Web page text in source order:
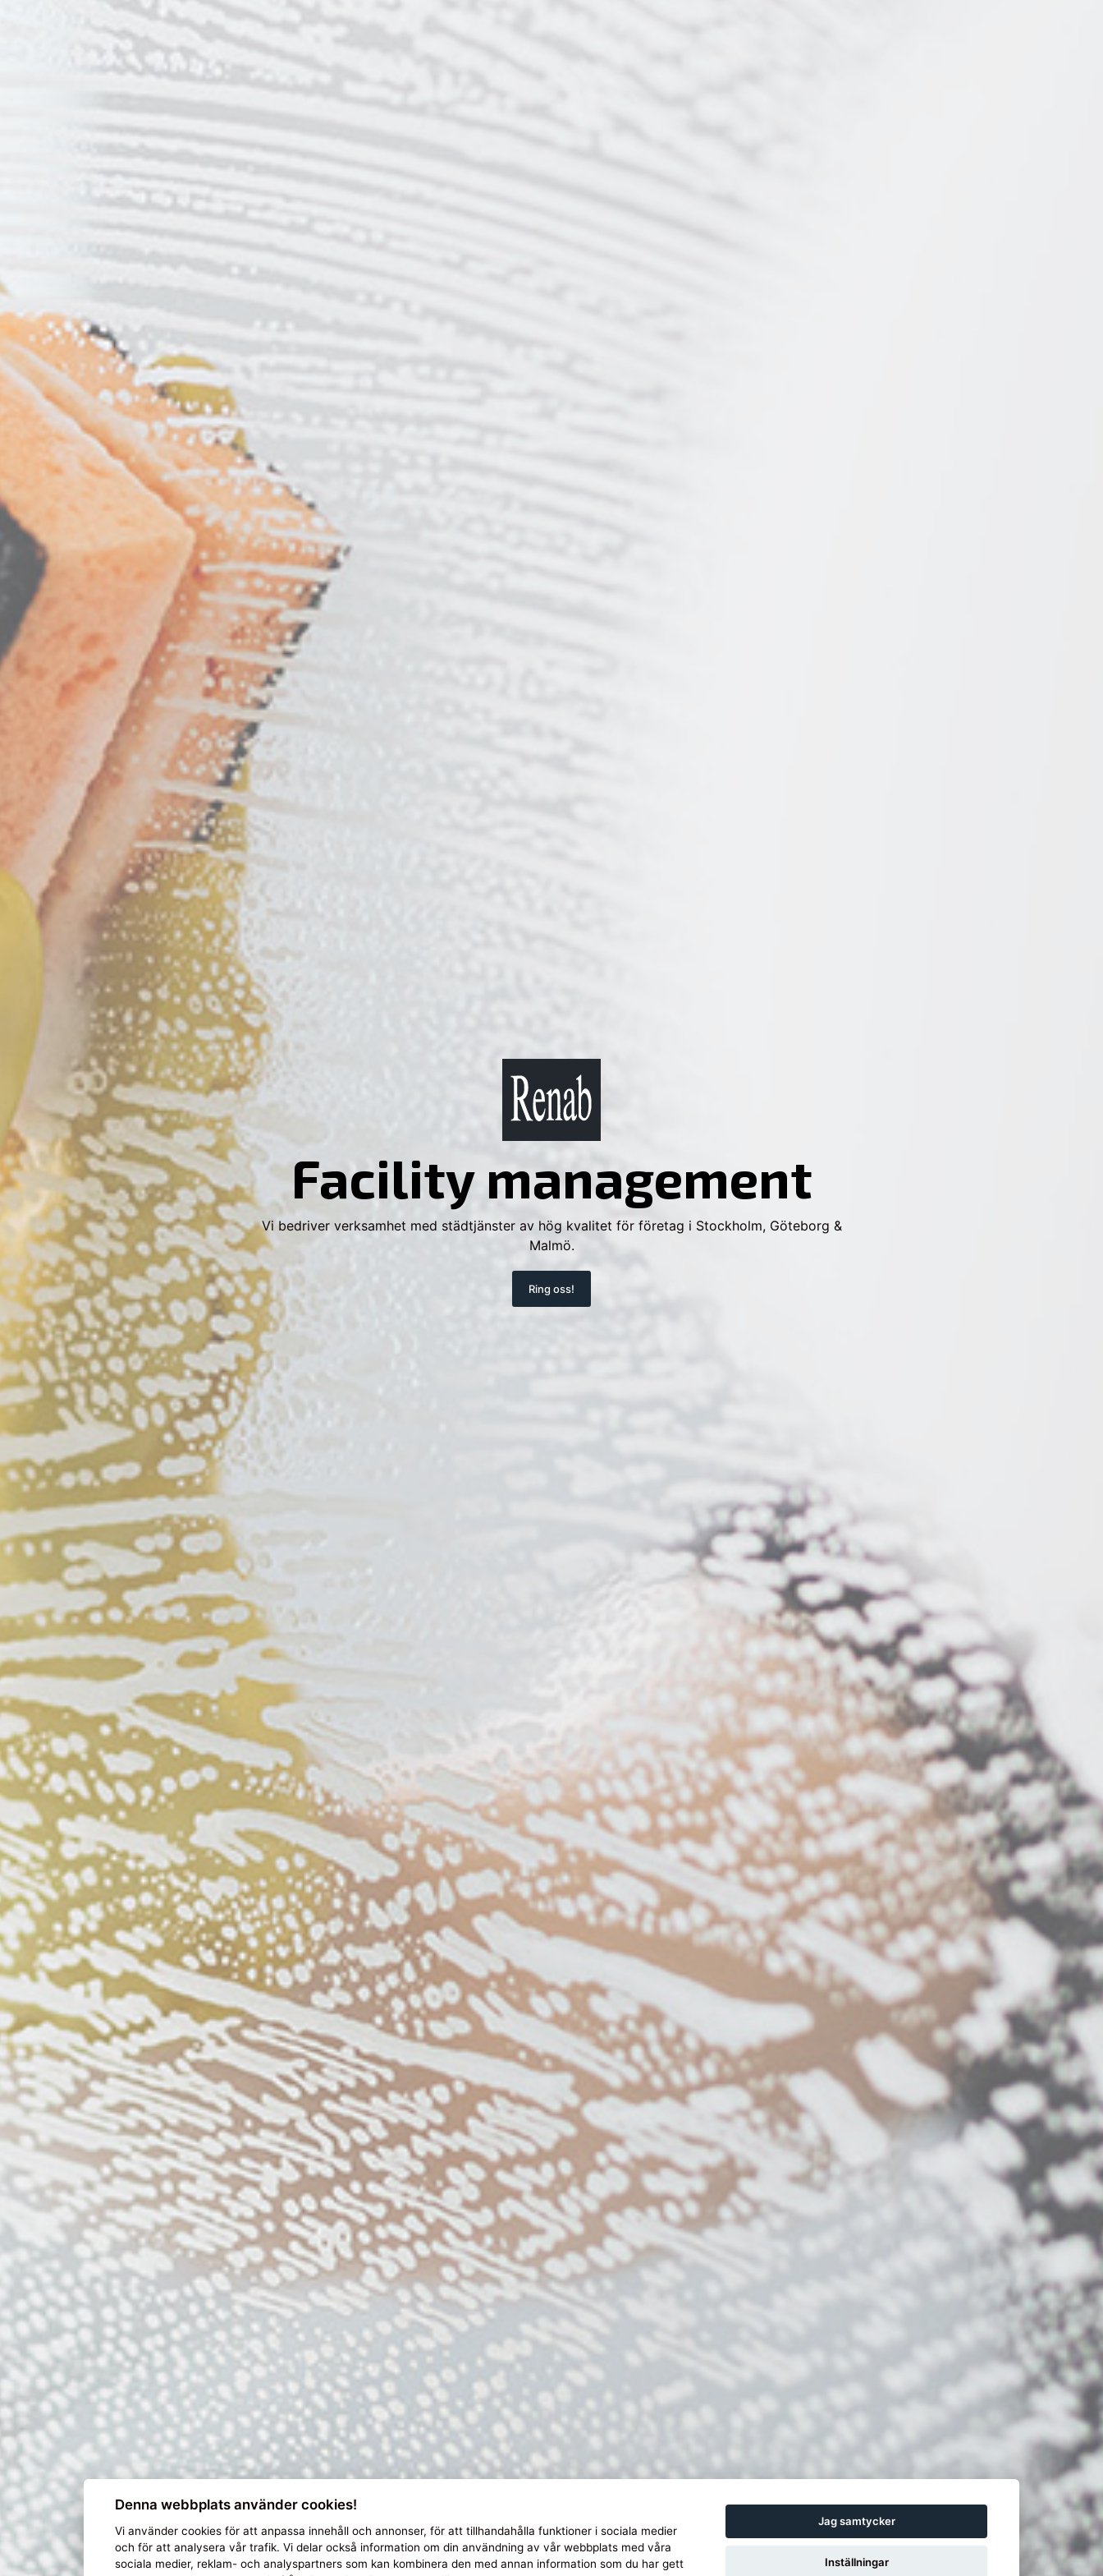
Facility management
Vi bedriver verksamhet med städtjänster av hög kvalitet för företag i Stockholm, Göteborg &
Malmö.
Ring oss!
Denna webbplats använder cookies!
Vi användercookies för att anpassa innehåll och annonser, för att tillhandahålla funktioner i sociala medier
och för att analysera vår trafik. Vi delar också information om din användning av vår webbplats med våra
sociala medier, reklam- och analyspartners som kan kombinera den med annan information som du har gett
Jag samtycker
Inställningar